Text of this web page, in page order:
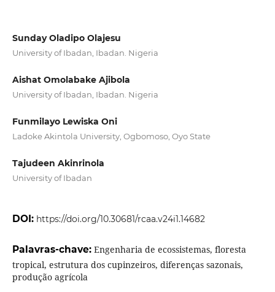
Sunday Oladipo Olajesu
University of Ibadan, Ibadan. Nigeria
Aishat Omolabake Ajibola
University of Ibadan, Ibadan. Nigeria
Funmilayo Lewiska Oni
Ladoke Akintola University, Ogbomoso, Oyo State
Tajudeen Akinrinola
University of Ibadan
DOI: https://doi.org/10.30681/rcaa.v24i1.14682
Palavras-chave: Engenharia de ecossistemas, floresta
tropical, estrutura dos cupinzeiros, diferenças sazonais,
produção agrícola